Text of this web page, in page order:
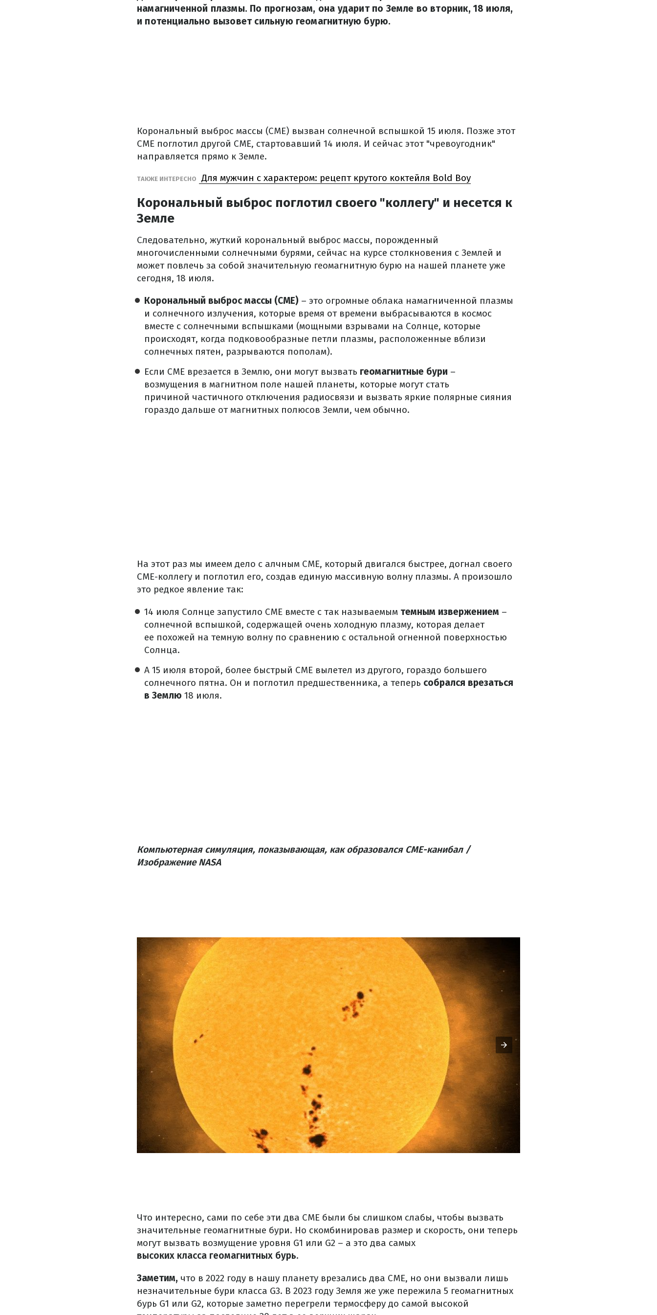
намагниченной плазмы. По прогнозам, она ударит по Земле во вторник, 18 июля,
и потенциально вызовет сильную геомагнитную бурю.
Корональный выброс массы (CME) вызван солнечной вспышкой 15 июля. Позже этот
CME поглотил другой CME, стартовавший 14 июля. И сейчас этот "чревоугодник"
направляется прямо к Земле.
ТАКЖЕ ИНТЕРЕСНО Для мужчин с характером: рецепт крутого коктейля Bold Boy
Корональный выброс поглотил своего "коллегу" и несется к
Земле
Следовательно, жуткий корональный выброс массы, порожденный
многочисленными солнечными бурями, сейчас на курсе столкновения с Землей и
может повлечь за собой значительную геомагнитную бурю на нашей планете уже
сегодня, 18 июля.
Корональный выброс массы (CME) – это огромные облака намагниченной плазмы
и солнечного излучения, которые время от времени выбрасываются в космос
вместе с солнечными вспышками (мощными взрывами на Солнце, которые
происходят, когда подковообразные петли плазмы, расположенные вблизи
солнечных пятен, разрываются пополам).
Если CME врезается в Землю, они могут вызвать геомагнитные бури –
возмущения в магнитном поле нашей планеты, которые могут стать
причиной частичного отключения радиосвязи и вызвать яркие полярные сияния
гораздо дальше от магнитных полюсов Земли, чем обычно.
На этот раз мы имеем дело с алчным CME, который двигался быстрее, догнал своего
CME-коллегу и поглотил его, создав единую массивную волну плазмы. А произошло
это редкое явление так:
14 июля Солнце запустило CME вместе с так называемым темным извержением –
солнечной вспышкой, содержащей очень холодную плазму, которая делает
ее похожей на темную волну по сравнению с остальной огненной поверхностью
Солнца.
А 15 июля второй, более быстрый CME вылетел из другого, гораздо большего
солнечного пятна. Он и поглотил предшественника, а теперь собрался врезаться
в Землю 18 июля.
Компьютерная симуляция, показывающая, как образовался CME-канибал /
Изображение NASA
Что интересно, сами по себе эти два CME были бы слишком слабы, чтобы вызвать
значительные геомагнитные бури. Но скомбинировав размер и скорость, они теперь
могут вызвать возмущение уровня G1 или G2 – а это два самых
высоких класса геомагнитных бурь.
Заметим, что в 2022 году в нашу планету врезались два CME, но они вызвали лишь
незначительные бури класса G3. В 2023 году Земля же уже пережила 5 геомагнитных
бурь G1 или G2, которые заметно перегрели термосферу до самой высокой